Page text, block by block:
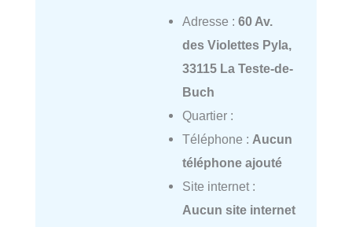
Adresse : 60 Av.
des Violettes Pyla,
33115 La Teste-de-
Buch
Quartier :
Téléphone : Aucun
téléphone ajouté
Site internet :
Aucun site internet